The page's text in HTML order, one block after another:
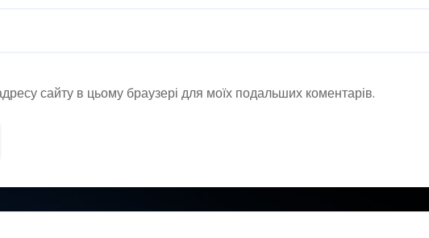
сайту в цьому браузері для моїх подальших коментарів.